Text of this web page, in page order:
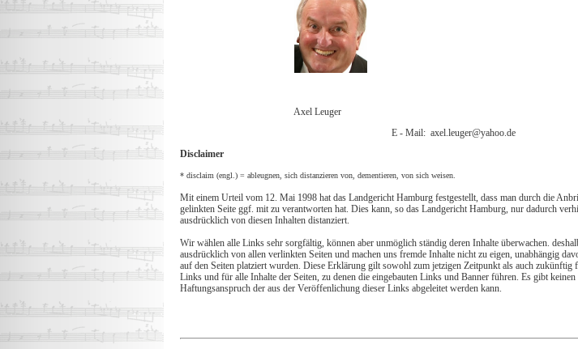
Axel Leuger
E - Mail: axel.leuger@yahoo.de
Disclaimer
* disclaim (engl.) = ableugnen, sich distanzieren von, dementieren, von sich weisen.
Mit einem Urteil vom 12. Mai 1998 hat das Landgericht Hamburg festgestellt, dass man durch die
gelinkten Seite ggf. mit zu verantworten hat. Dies kann, so das Landgericht Hamburg, nur dadurch
ausdrücklich von diesen Inhalten distanziert.
Wir wählen alle Links sehr sorgfältig, können aber unmöglich ständig deren Inhalte überwachen.
ausdrücklich von allen verlinkten Seiten und machen uns fremde Inhalte nicht zu eigen, unabhängig
auf den Seiten platziert wurden. Diese Erklärung gilt sowohl zum jetzigen Zeitpunkt als auch zukünftig
Links und für alle Inhalte der Seiten, zu denen die eingebauten Links und Banner führen. Es gibt keinen
Haftungsanspruch der aus der Veröffenlichung dieser Links abgeleitet werden kann.